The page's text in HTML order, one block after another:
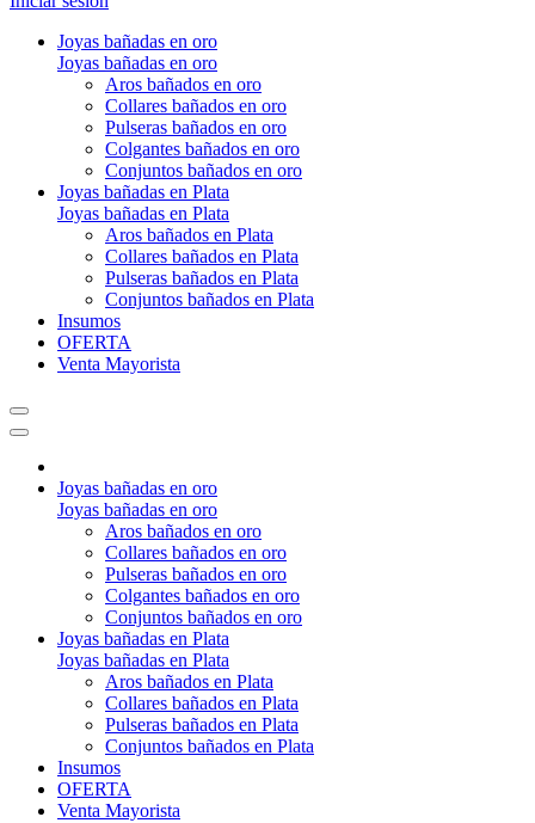
Joyas bañadas en oro
Joyas bañadas en oro
Aros bañados en oro
Collares bañados en oro
Pulseras bañados en oro
Colgantes bañados en oro
Conjuntos bañados en oro
Joyas bañadas en Plata
Joyas bañadas en Plata
Aros bañados en Plata
Collares bañados en Plata
Pulseras bañados en Plata
Conjuntos bañados en Plata
Insumos
OFERTA
Venta Mayorista
Joyas bañadas en oro
Joyas bañadas en oro
Aros bañados en oro
Collares bañados en oro
Pulseras bañados en oro
Colgantes bañados en oro
Conjuntos bañados en oro
Joyas bañadas en Plata
Joyas bañadas en Plata
Aros bañados en Plata
Collares bañados en Plata
Pulseras bañados en Plata
Conjuntos bañados en Plata
Insumos
OFERTA
Venta Mayorista